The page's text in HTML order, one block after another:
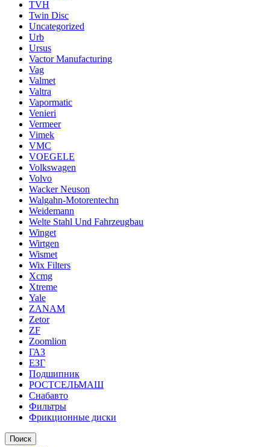
TVH
Twin Disc
Uncategorized
Urb
Ursus
Vactor Manufacturing
Vag
Valmet
Valtra
Vapormatic
Venieri
Vermeer
Vimek
VMC
VOEGELE
Volkswagen
Volvo
Wacker Neuson
Walgahn-Motorentechn
Weidemann
Welte Stahl Und Fahrzeugbau
Winget
Wirtgen
Wismet
Wix Filters
Xcmg
Xtreme
Yale
ZANAM
Zetor
ZF
Zoomlion
ГАЗ
ЕЗГ
Подшипник
РОСТСЕЛЬМАШ
Снабавто
Фильтры
Фрикционные диски
Поиск